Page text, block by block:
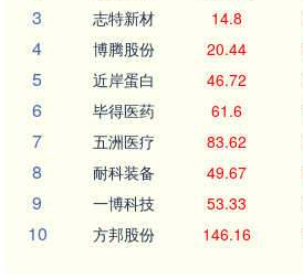
3 志特新材 14.8
4 博腾股份 20.44
5 近岸蛋白 46.72
6 毕得医药 61.6
7 五洲医疗 83.62
8 耐科装备 49.67
9 一博科技 53.33
10 方邦股份 146.16